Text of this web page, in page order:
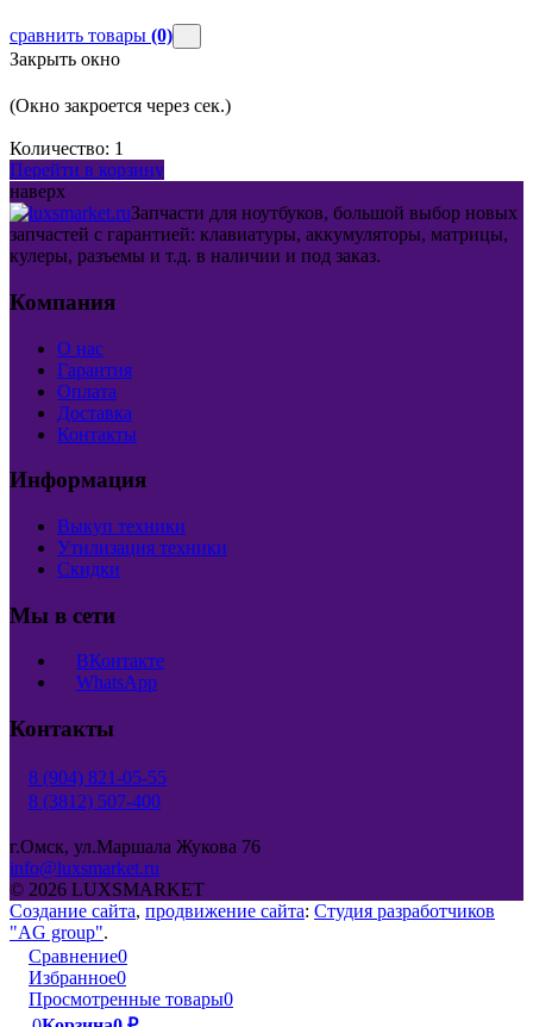
сравнить товары (0)
Закрыть окно
(Окно закроется через сек.)
Количество: 1
Перейти в корзину
наверх
Запчасти для ноутбуков, большой выбор новых
запчастей с гарантией: клавиатуры, аккумуляторы, матрицы,
кулеры, разъемы и т.д. в наличии и под заказ.
Компания
О нас
Гарантия
Оплата
Доставка
Контакты
Информация
Выкуп техники
Утилизация техники
Скидки
Мы в сети
ВКонтакте
WhatsApp
Контакты
8 (904) 821-05-55
8 (3812) 507-400
г.Омск, ул.Маршала Жукова 76
info@luxsmarket.ru
© 2026 LUXSMARKET
Создание сайта, продвижение сайта: Студия разработчиков
"AG group".
Сравнение0
Избранное0
Просмотренные товары0